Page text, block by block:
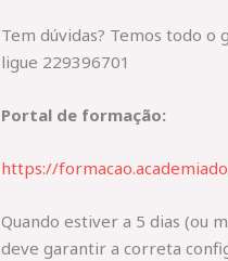
Tem dúvidas? Temos todo o
ligue 229396701
Portal de formação:
https://
Quando estiver a 5 dias (ou
deve garantir a correta